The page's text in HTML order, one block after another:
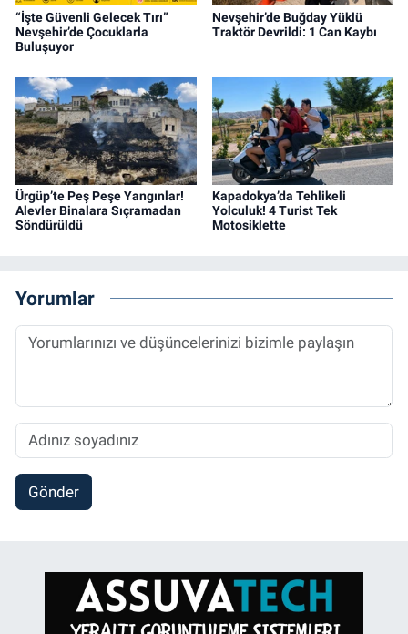
“İşte Güvenli Gelecek Tırı”
Nevşehir’de Çocuklarla
Buluşuyor
Nevşehir’de Buğday Yüklü
Traktör Devrildi: 1 Can Kaybı
Ürgüp’te Peş Peşe Yangınlar!
Alevler Binalara Sıçramadan
Söndürüldü
Kapadokya’da Tehlikeli
Yolculuk! 4 Turist Tek
Motosiklette
Yorumlar
Gönder